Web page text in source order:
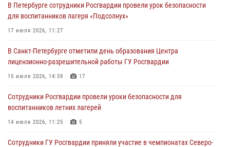
Сотрудники и военнослужащие Росгвардии обеспечили
правопорядок при проведении матча "Зенит" - "Балтика"
06 августа 2026, 07:30
В Выборгском районе наряд Росгвардии обнаружил
разыскиваемый преступный автотранспорт
05 августа 2026, 12:25 2
Петербургские росгвардейцы обнаружили объявленный в розыск
автомобиль, ранее использовавшийся при совершении кражи в
Ленобласти
В Петербурге сотрудники Росгвардии провели урок безопасности
для воспитанников лагеря «Подсолнух»
17 июля 2026, 11:27
В Санкт-Петербурге отметили день образования Центра
лицензионно-разрешительной работы ГУ Росгвардии
15 июля 2026, 14:59 17
Сотрудники Росгвардии провели уроки безопасности для
воспитанников летних лагерей
14 июля 2026, 11:25 5
Сотрудники ГУ Росгвардии приняли участие в чемпионатах Северо-